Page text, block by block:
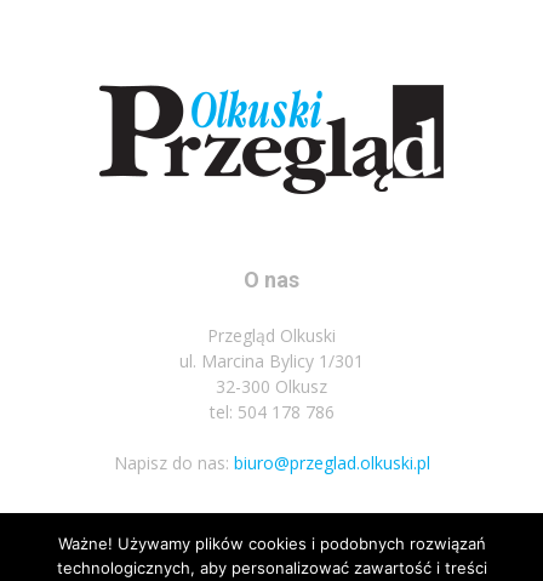
O nas
Przegląd Olkuski
ul. Marcina Bylicy 1/301
32-300 Olkusz
tel: 504 178 786
Napisz do nas: biuro@przeglad.olkuski.pl
Podążaj za nami
Ważne! Używamy plików cookies i podobnych rozwiązań
technologicznych, aby personalizować zawartość i treści